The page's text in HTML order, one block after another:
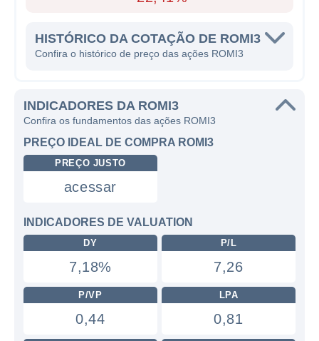
HISTÓRICO DA COTAÇÃO DE ROMI3
Confira o histórico de preço das ações ROMI3
INDICADORES DA ROMI3
Confira os fundamentos das ações ROMI3
PREÇO IDEAL DE COMPRA ROMI3
PREÇO JUSTO
acessar
INDICADORES DE VALUATION
DY
7,18%
P/L
7,26
P/VP
0,44
LPA
0,81